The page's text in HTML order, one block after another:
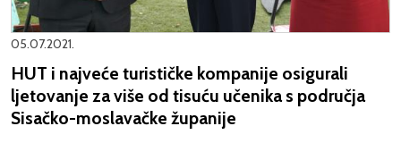
05.07.2021.
HUT i najveće turističke kompanije osigurali
ljetovanje za više od tisuću učenika s područja
Sisačko-moslavačke županije